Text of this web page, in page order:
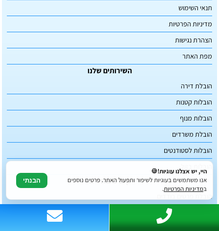
תנאי השימוש
מדיניות הפרטיות
הצהרת נגישות
מפת האתר
השירותים שלנו
הובלת דירה
הובלות קטנות
הובלות מנוף
הובלת משרדים
הובלות לסטודנטים
קטנים ובודדים
הובלת פרטים בודדים
הובלת מוצרי חשמל
היי, יש אצלנו עוגיות!🍪
אנו משתמשים בעוגיות לשיפור ותפעול האתר. פרטים נוספים
במדיניות הפרטיות.
הבנתי